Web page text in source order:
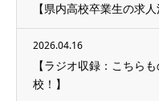
【県内高校卒業生の求人
2026.04.16
【ラジオ収録：こちら
校！】